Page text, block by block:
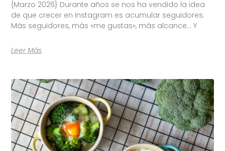
{Marzo 2026} Durante años se nos ha vendido la idea
de que crecer en Instagram es acumular seguidores.
Más seguidores, más «me gustas», más alcance… Y
Leer Más